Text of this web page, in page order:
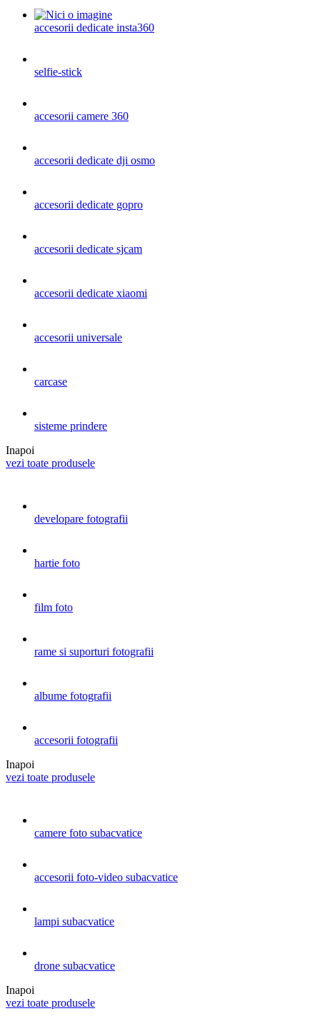
accesorii dedicate insta360
selfie-stick
accesorii camere 360
accesorii dedicate dji osmo
accesorii dedicate gopro
accesorii dedicate sjcam
accesorii dedicate xiaomi
accesorii universale
carcase
sisteme prindere
Inapoi
vezi toate produsele
developare fotografii
hartie foto
film foto
rame si suporturi fotografii
albume fotografii
accesorii fotografii
Inapoi
vezi toate produsele
camere foto subacvatice
accesorii foto-video subacvatice
lampi subacvatice
drone subacvatice
Inapoi
vezi toate produsele